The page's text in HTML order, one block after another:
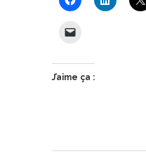
J’aime ça :